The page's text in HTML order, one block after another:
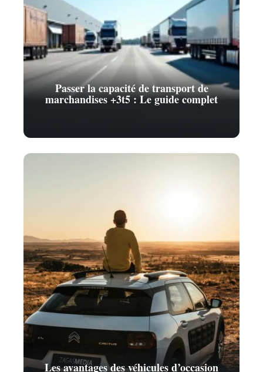
Passer la capacité de transport de
marchandises +3t5 : Le guide complet
Les avantages des véhicules d’occasion